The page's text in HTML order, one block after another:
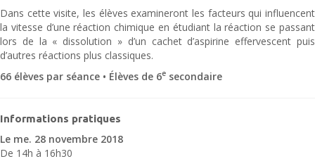
Dans cette visite, les élèves examineront les facteurs qui influencent
la vitesse d’une réaction chimique en étudiant la réaction se passant
lors de la « dissolution » d’un cachet d’aspirine effervescent puis
d’autres réactions plus classiques.
66 élèves par séance • Élèves de 6e secondaire
Informations pratiques
Le me. 28 novembre 2018
De 14h à 16h30